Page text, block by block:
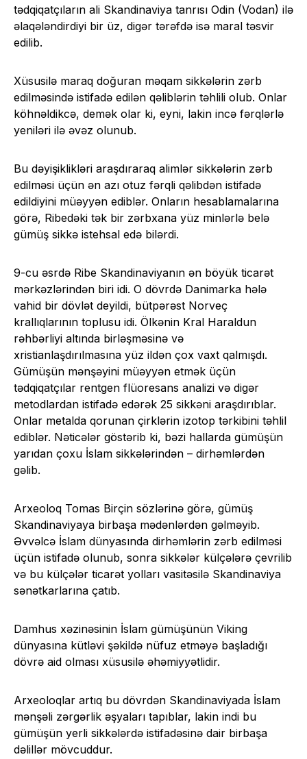
tədqiqatçıların ali Skandinaviya tanrısı Odin (Vodan) ilə
əlaqələndirdiyi bir üz, digər tərəfdə isə maral təsvir
edilib.
Xüsusilə maraq doğuran məqam sikkələrin zərb
edilməsində istifadə edilən qəliblərin təhlili olub. Onlar
köhnəldikcə, demək olar ki, eyni, lakin incə fərqlərlə
yeniləri ilə əvəz olunub.
Bu dəyişiklikləri araşdıraraq alimlər sikkələrin zərb
edilməsi üçün ən azı otuz fərqli qəlibdən istifadə
edildiyini müəyyən ediblər. Onların hesablamalarına
görə, Ribedəki tək bir zərbxana yüz minlərlə belə
gümüş sikkə istehsal edə bilərdi.
9-cu əsrdə Ribe Skandinaviyanın ən böyük ticarət
mərkəzlərindən biri idi. O dövrdə Danimarka hələ
vahid bir dövlət deyildi, bütpərəst Norveç
krallıqlarının toplusu idi. Ölkənin Kral Haraldun
rəhbərliyi altında birləşməsinə və
xristianlaşdırılmasına yüz ildən çox vaxt qalmışdı.
Gümüşün mənşəyini müəyyən etmək üçün
tədqiqatçılar rentgen flüoresans analizi və digər
metodlardan istifadə edərək 25 sikkəni araşdırıblar.
Onlar metalda qorunan çirklərin izotop tərkibini təhlil
ediblər. Nəticələr göstərib ki, bəzi hallarda gümüşün
yarıdan çoxu İslam sikkələrindən – dirhəmlərdən
gəlib.
Arxeoloq Tomas Birçin sözlərinə görə, gümüş
Skandinaviyaya birbaşa mədənlərdən gəlməyib.
Əvvəlcə İslam dünyasında dirhəmlərin zərb edilməsi
üçün istifadə olunub, sonra sikkələr külçələrə çevrilib
və bu külçələr ticarət yolları vasitəsilə Skandinaviya
sənətkarlarına çatıb.
Damhus xəzinəsinin İslam gümüşünün Viking
dünyasına kütləvi şəkildə nüfuz etməyə başladığı
dövrə aid olması xüsusilə əhəmiyyətlidir.
Arxeoloqlar artıq bu dövrdən Skandinaviyada İslam
mənşəli zərgərlik əşyaları tapıblar, lakin indi bu
gümüşün yerli sikkələrdə istifadəsinə dair birbaşa
dəlillər mövcuddur.